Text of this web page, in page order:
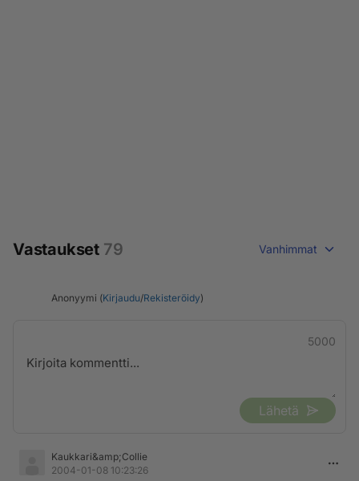
Vastaukset 79 Vanhimmat
Anonyymi (Kirjaudu/Rekisteröidy)
5000
Lähetä
Kaukkari&amp;Collie
2004-01-08 10:23:26